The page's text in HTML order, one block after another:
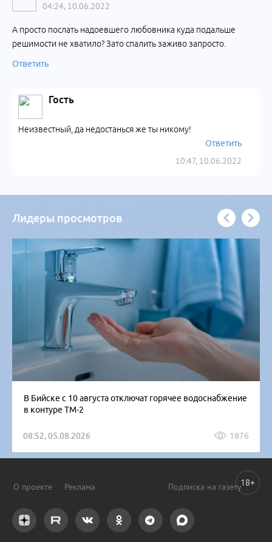
04:24, 10.06.2022
А просто послать надоевшего любовника куда подальше
решимости не хватило? Зато спалить заживо запросто.
Ответить
Гость
10:47, 10.06.2022
Неизвестный, да недостанься же ты никому!
Ответить
Лидеры просмотров
В Бийске с 10 августа отключат горячее водоснабжение
в контуре ТМ-2
08:52, 05.08.2026 1876
О проекте Реклама Подписка на газету18+